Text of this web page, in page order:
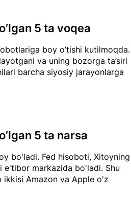
boy o’tishi kutilmoqda.
va uning bozorga ta’siri
barcha siyosiy jarayonlarga
5 ta voqea
bo'ladi. Fed hisoboti, Xitoyning
e'tibor markazida bo'ladi. Shu
ikkisi Amazon va Apple o'z
5 ta narsa